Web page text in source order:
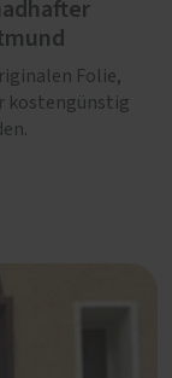
Folie,
kostengünstig